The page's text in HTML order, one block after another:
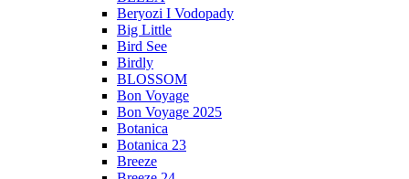
Beryozi I Vodopady
Big Little
Bird See
Birdly
BLOSSOM
Bon Voyage
Bon Voyage 2025
Botanica
Botanica 23
Breeze